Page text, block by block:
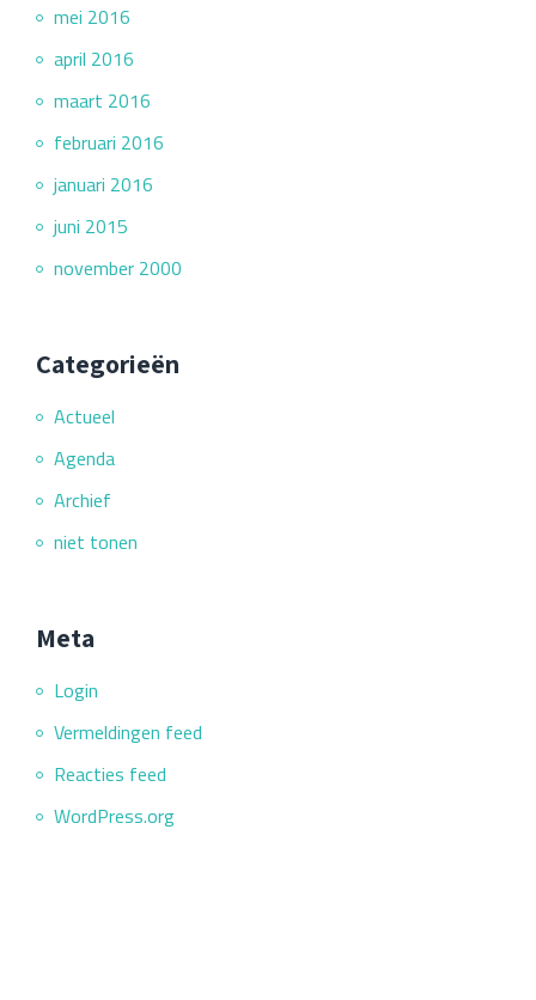
mei 2016
april 2016
maart 2016
februari 2016
januari 2016
juni 2015
november 2000
Categorieën
Actueel
Agenda
Archief
niet tonen
Meta
Login
Vermeldingen feed
Reacties feed
WordPress.org